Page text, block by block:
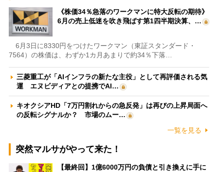
《株価34％急落のワークマンに特大反転の期待》
6月の売上低迷を吹き飛ばす第1四半期決算、…
6月3日に8330円をつけたワークマン（東証スタンダード・
7564）の株価は、わずか1カ月あまりで約34％下落…
三菱重工が「AIインフラの新たな主役」として再評価される気
運 エヌビディアとの提携でAI…
キオクシアHD「7万円割れからの急反発」は再びの上昇局面へ
の反転シグナルか？ 市場のムー…
一覧を見る
突然マルサがやって来た！
【最終回】1億6000万円の負債と引き換えに手に